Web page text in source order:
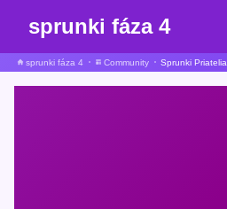
sprunki fáza 4
sprunki fáza 4 Community Sprunki Priatelia